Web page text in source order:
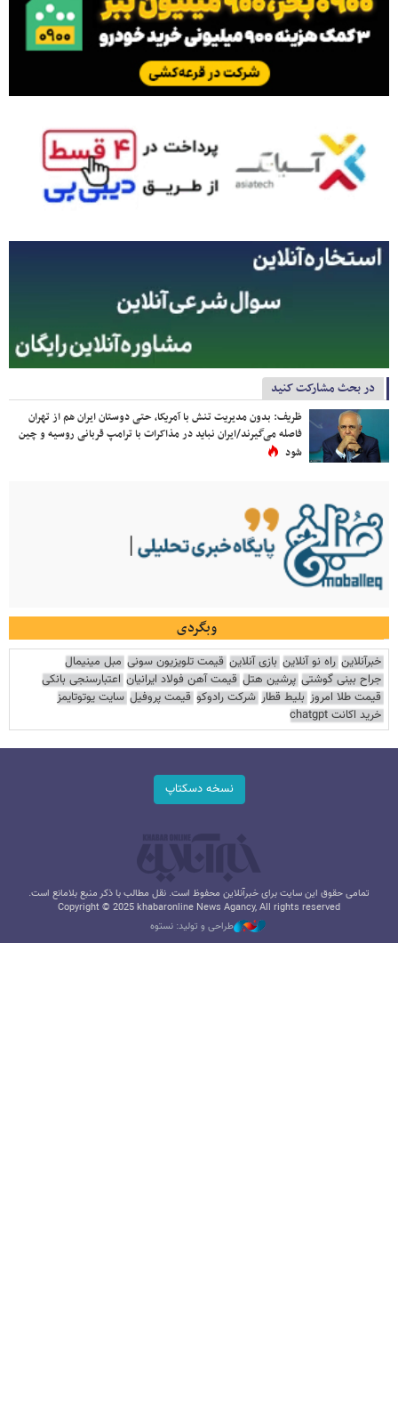
در بحث مشارکت کنید
ظریف: بدون مدیریت تنش با آمریکا، حتی دوستان ایران هم از تهران
فاصله می‌گیرند/ایران نباید در مذاکرات با ترامپ قربانی روسیه و چین
شود
وبگردی
خبرآنلاین راه نو آنلاین بازی آنلاین قیمت تلویزیون سونی مبل مینیمال
جراح بینی گوشتی پرشین هتل قیمت آهن فولاد ایرانیان اعتبارسنجی بانکی
قیمت طلا امروز بلیط قطار شرکت رادوکو قیمت پروفیل سایت یوتوتایمز
خرید اکانت chatgpt
نسخه دسکتاپ
تمامی حقوق این سایت برای خبرآنلاین محفوظ است. نقل مطالب با ذکر منبع بلامانع است.
Copyright © 2025 khabaronline News Agancy, All rights reserved
طراحی و تولید: نستوه